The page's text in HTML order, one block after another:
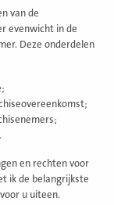
van de
evenwicht in de
Deze onderdelen
en rechten voor
ik de belangrijkste
u uiteen.